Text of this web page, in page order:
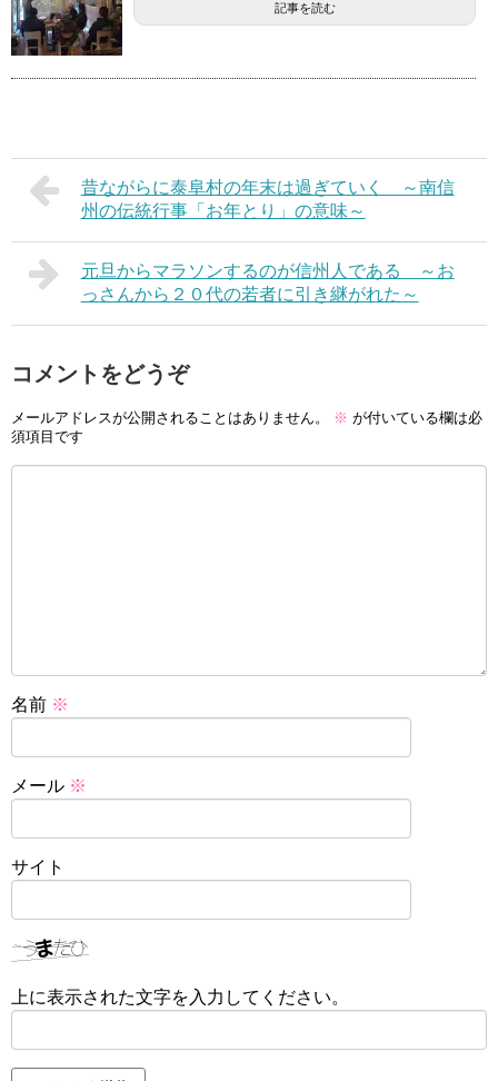
記事を読む
昔ながらに泰阜村の年末は過ぎていく ～南信
州の伝統行事「お年とり」の意味～
元旦からマラソンするのが信州人である ～お
っさんから２０代の若者に引き継がれた～
コメントをどうぞ
メールアドレスが公開されることはありません。 ※ が付いている欄は必
須項目です
名前 ※
メール ※
サイト
上に表示された文字を入力してください。